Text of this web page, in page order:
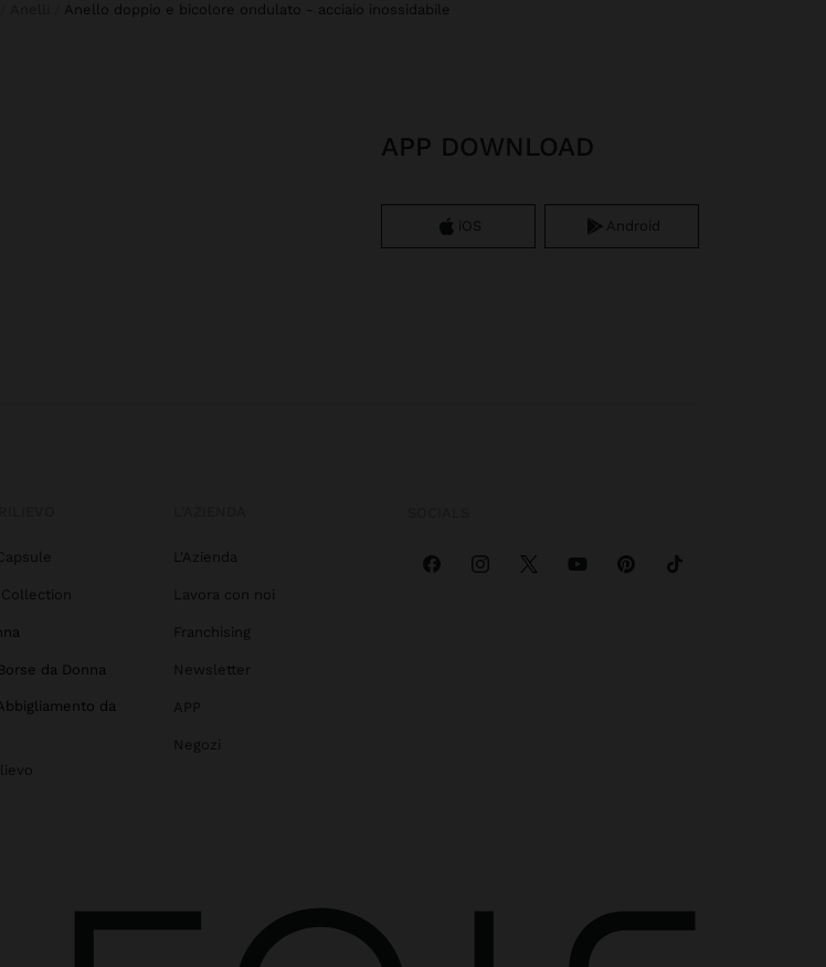
anello doppio e bicolore ondulato - acciaio inossidabile
APP DOWNLOAD
iOS Android
da Donna
da
L'Azienda
Lavora con noi
Franchising
Newsletter
APP
Negozi